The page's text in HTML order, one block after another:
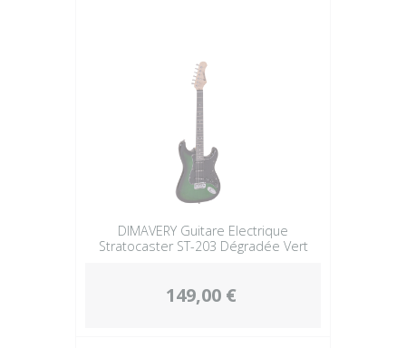
DIMAVERY Guitare Electrique
Stratocaster ST-203 Dégradée Vert
149,00 €